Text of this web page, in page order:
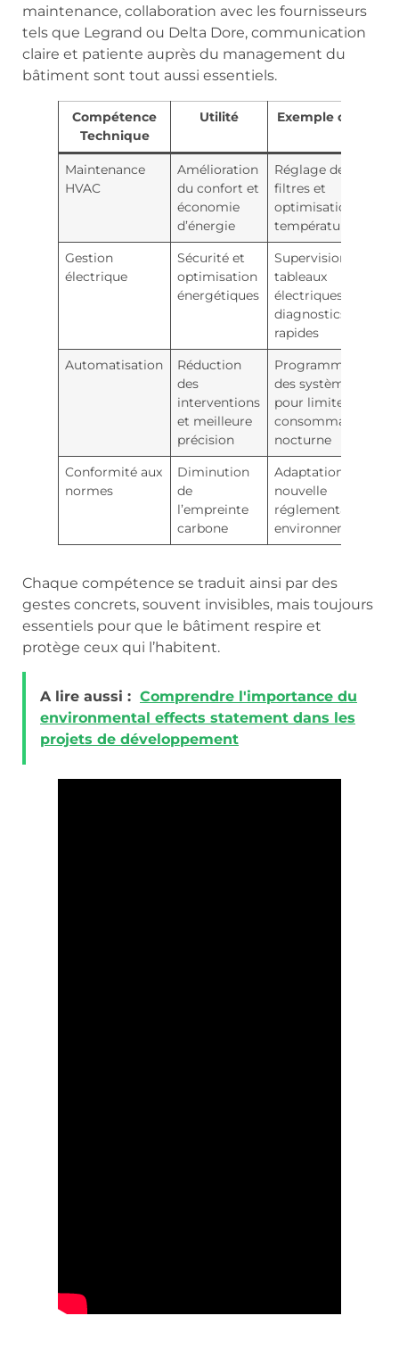
maintenance, collaboration avec les fournisseurs
tels que Legrand ou Delta Dore, communication
claire et patiente auprès du management du
bâtiment sont tout aussi essentiels.
Compétence
Technique
Utilité Exemple concret
Maintenance
HVAC
Amélioration
du confort et
économie
d’énergie
Réglage des
filtres et
optimisation des
températures
Gestion
électrique
Sécurité et
optimisation
énergétiques
Supervision des
tableaux
électriques et
diagnostics
rapides
Automatisation
Réduction
des
interventions
et meilleure
précision
Programmation
des systèmes
pour limiter la
consommation
nocturne
Conformité aux
normes
Diminution
de
l’empreinte
carbone
Adaptation à la
nouvelle
réglementation
environnementale
Chaque compétence se traduit ainsi par des
gestes concrets, souvent invisibles, mais toujours
essentiels pour que le bâtiment respire et
protège ceux qui l’habitent.
A lire aussi : Comprendre l'importance du
environmental effects statement dans les
projets de développement